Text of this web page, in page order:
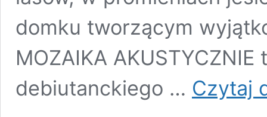
domku tworzącym
MOZAIKA
debiutanckiego … Czytaj